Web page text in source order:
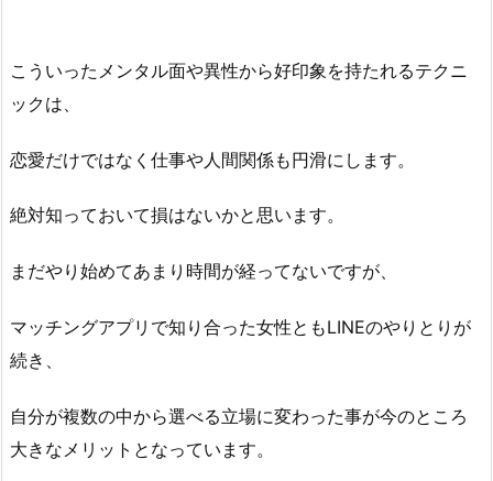
こういったメンタル面や異性から好印象を持たれるテクニ
ックは、
恋愛だけではなく仕事や人間関係も円滑にします。
絶対知っておいて損はないかと思います。
まだやり始めてあまり時間が経ってないですが、
マッチングアプリで知り合った女性ともLINEのやりとりが
続き、
自分が複数の中から選べる立場に変わった事が今のところ
大きなメリットとなっています。